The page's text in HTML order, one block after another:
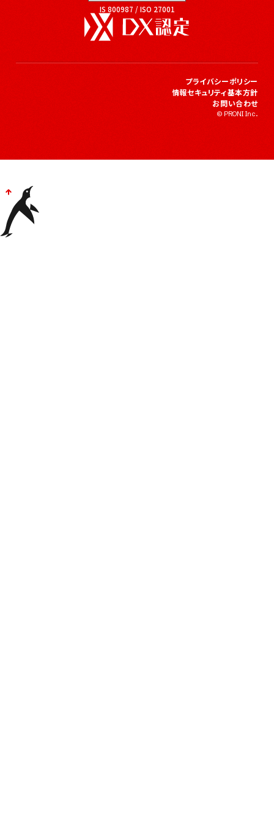
IS 800987 / ISO 27001
プライバシーポリシー
情報セキュリティ基本方針
お問い合わせ
© PRONI Inc.
Pagetop